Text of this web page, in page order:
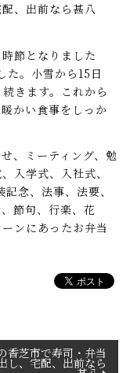
、出前なら甚八
節となりました
た。小雪から15日
きます。これから
かい食事をしっか
、ミーティング、勉
入学式、入社式、
念、法事、法要、
節句、行楽、花
ンにあったお弁当
香芝市で寿司・弁当
し、宅配、出前なら